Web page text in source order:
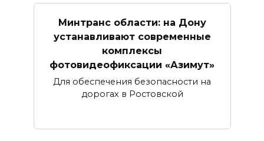
Минтранс области: на Дону
устанавливают современные
комплексы
фотовидеофиксации «Азимут»
Для обеспечения безопасности на
дорогах в Ростовской